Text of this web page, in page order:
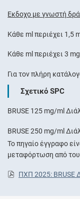
Έκδοχο με γνωστή
Κάθε ml περιέχει 1,5
Κάθε ml περιέχει 3
Για τον πλήρη
Σχετικό SPC
BRUSE 125 mg/ml
BRUSE 250 mg/ml
Το πηγαίο έγγραφο
μεταφόρτωση από
ΠΧΠ 2025: BRUSE